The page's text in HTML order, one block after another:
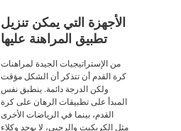
الأجهزة التي يمكن تنزيل
تطبيق المراهنة عليها
من الإستراتيجيات الجيدة لمراهنات
كرة القدم أن تتذكر أن الشكل مؤقت
ولكن الدرجة دائمة. ينطبق نفس
المبدأ على تطبيقات الرهان على كرة
القدم، بينما في الرياضات الأخرى
مثل الكريكيت والرجبي، لا يوجد وكلاء